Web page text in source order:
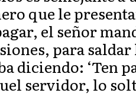
que le
el señor
para
diciendo: ‘Ten
servidor, lo